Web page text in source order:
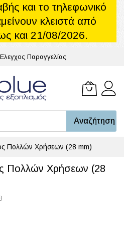
και το τηλεφωνικό
κλειστά από
και 21/08/2026.
Παραγγελίας
Το
Αναζήτηση
Πολλών Χρήσεων (28 mm)
Πολλών Χρήσεων (28